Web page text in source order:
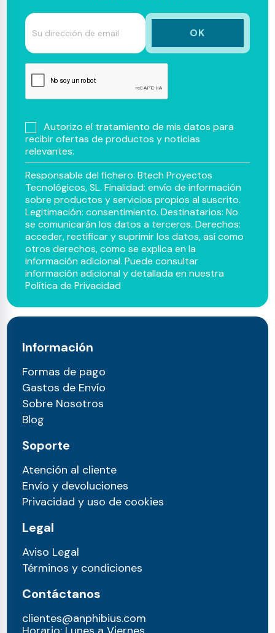
Autorizo el tratamiento de mis datos para
recibir ofertas de productos y noticias
relevantes.
Responsable del fichero: Btech Proyectos
Tecnológicos, SL. Finalidad: envío de información
sobre productos y servicios propios al suscrito.
Legitimación: consentimiento. Destinatarios: No
se comunicarán los datos a terceros. Derechos:
acceder, rectificar y suprimir los datos, así como
otros derechos, como se explica en la
información adicional. Puede consultar
información adicional y detallada en nuestra
Política de Privacidad
Información
Formas de pago
Gastos de Envío
Sobre Nosotros
Blog
Soporte
Atención al cliente
Envío y devoluciones
Privacidad y uso de cookies
Legal
Aviso Legal
Términos y condiciones
Contáctanos
clientes@anphibius.com